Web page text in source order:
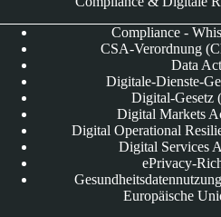
Compliance -
CSA-Verordnung
Data Act
Digitale-Dienste-
Digital-Gesetz
Digital Markets
Digital Operational
Digital Services
ePrivacy-
Europäische